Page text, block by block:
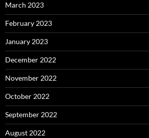
March 2023
February 2023
January 2023
December 2022
November 2022
October 2022
September 2022
August 2022